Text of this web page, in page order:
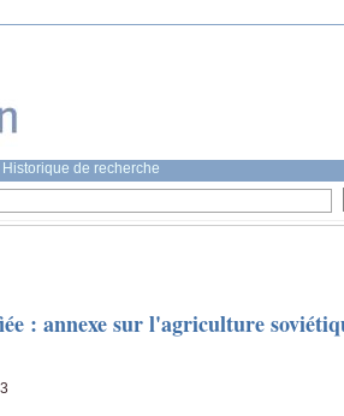
Historique de recherche
: annexe sur l'agriculture